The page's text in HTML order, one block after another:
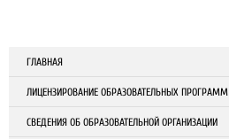
ГЛАВНАЯ
ЛИЦЕНЗИРОВАНИЕ ОБРАЗОВАТЕЛЬНЫХ ПРОГРАММ
СВЕДЕНИЯ ОБ ОБРАЗОВАТЕЛЬНОЙ ОРГАНИЗАЦИИ